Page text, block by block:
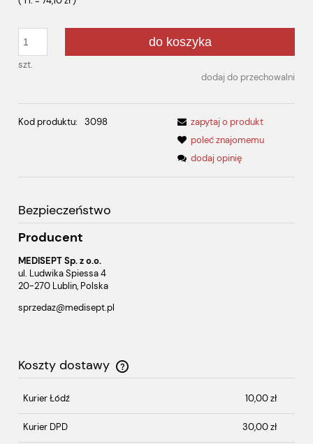
szt.
do koszyka
dodaj do przechowalni
Kod produktu: 3098
zapytaj o produkt
poleć znajomemu
dodaj opinię
Bezpieczeństwo
Producent
MEDISEPT Sp. z o.o.
ul. Ludwika Spiessa 4
20-270 Lublin, Polska
sprzedaz@medisept.pl
Koszty dostawy
Cena nie zawiera ewentualnych kosztów płatności
Kurier Łódź 10,00 zł
Kurier DPD 30,00 zł